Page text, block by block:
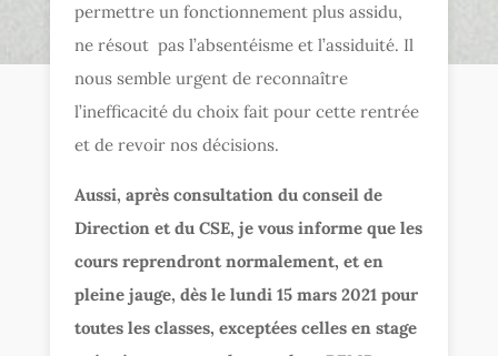
permettre un fonctionnement plus assidu,
ne résout pas l’absentéisme et l’assiduité. Il
nous semble urgent de reconnaître
l’inefficacité du choix fait pour cette rentrée
et de revoir nos décisions.
Aussi, après consultation du conseil de
Direction et du CSE, je vous informe que les
cours reprendront normalement, et en
pleine jauge, dès le lundi 15 mars 2021 pour
toutes les classes, exceptées celles en stage